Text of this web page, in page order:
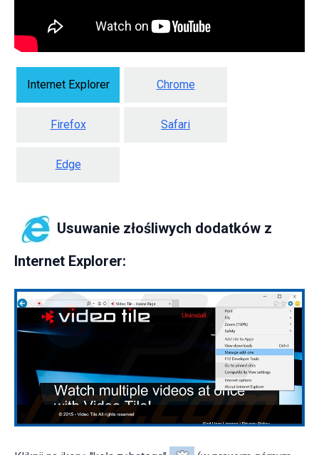
Internet Explorer Chrome
Firefox Safari
Edge
Usuwanie złośliwych dodatków z
Internet Explorer: